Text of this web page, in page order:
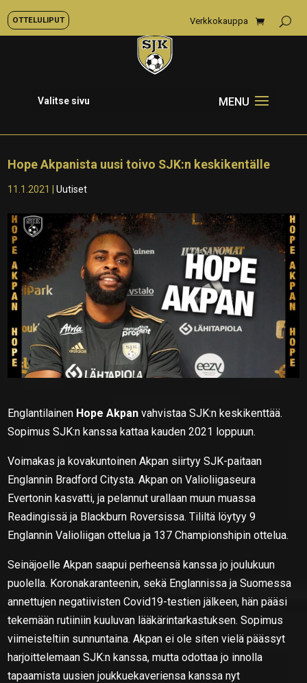
OTTELULIPUT Verkkokauppa
Valitse sivu
Hope Akpanista uusi toivo SJK:n keskikentälle
11.1.2021 |Uutiset
Englantilainen Hope Akpan vahvistaa SJK:n keskikenttää.
Sopimus SJK:n kanssa kattaa kauden 2021 loppuun.
Voimakas ja kovakuntoinen Akpan siirtyy SJK-paitaan
Englannin Bradford Citysta. Akpan on Valioliigaseura
Evertonin kasvatti, ja pelannut urallaan muun muassa
Readingissä ja Blackburn Roversissa. Tililtä löytyy 9
Englannin Valioliigan ottelua ja 137 Championshipin ottelua.
Seinäjoelle Akpan saapui perheensä kanssa jo joulukuun
puolella. Koronakaranteenin, sekä Englannissa ja Suomessa
annettujen negatiivisten Covid19-testien jälkeen, hän pääsi
tekemään rutiiniin kuuluvan lääkärintarkastuksen. Sopimus
viimeisteltiin sunnuntaina. Akpan ei ole siten vielä päässyt
harjoittelemaan SJK:n kanssa, mutta odottaa jo innolla
tapaamista uusien joukkuekaveriensa kanssa nyt